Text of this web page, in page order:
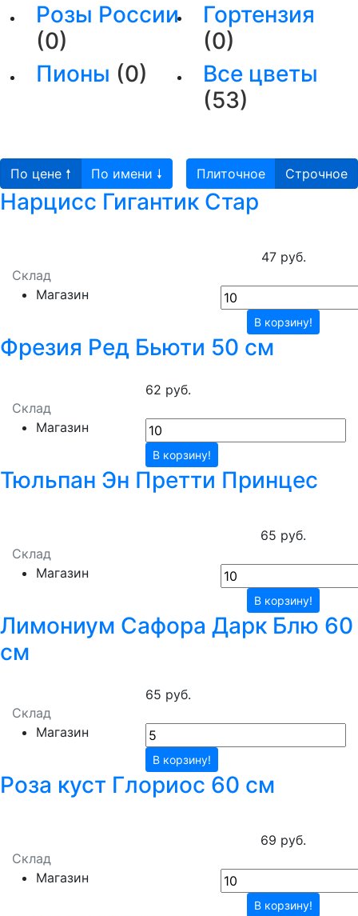
Розы России
(0)
Гортензия
(0)
Пионы (0)
Все цветы
(53)
По цене 🠕 По имени 🠗 Плиточное Строчное
Нарцисс Гигантик Стар
Склад
Магазин
47 руб.
В корзину!
Фрезия Ред Бьюти 50 см
Склад
Магазин
62 руб.
В корзину!
Тюльпан Эн Претти Принцес
Склад
Магазин
65 руб.
В корзину!
Лимониум Сафора Дарк Блю 60
см
Склад
Магазин
65 руб.
В корзину!
Роза куст Глориос 60 см
Склад
Магазин
69 руб.
В корзину!